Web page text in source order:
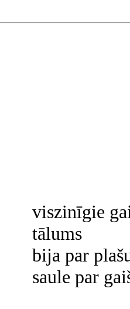
viszinīgie
tālums
bija par
saule par